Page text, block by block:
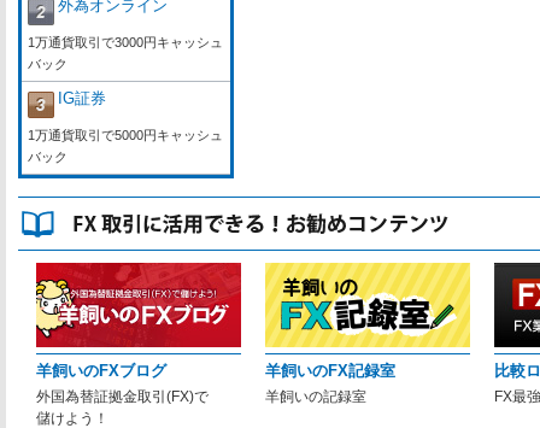
外為オンライン
1万通貨取引で3000円キャッシュ
バック
IG証券
1万通貨取引で5000円キャッシュ
バック
羊飼いのFXブログ
外国為替証拠金取引(FX)で
儲けよう！
羊飼いのFX記録室
羊飼いの記録室
比較
FX最